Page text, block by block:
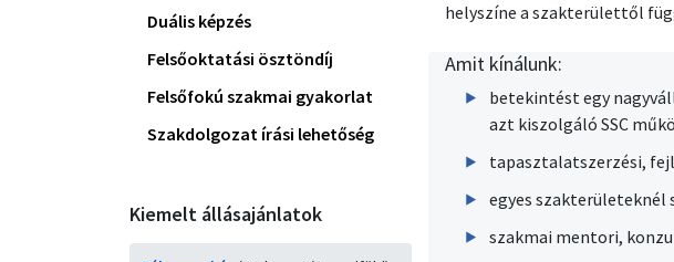
Duális képzés
Felsőoktatási ösztöndíj
Felsőfokú szakmai gyakorlat
Szakdolgozat írási lehetőség
Kiemelt állásajánlatok
helyszíne a szakterülettől
Amit kínálunk:
betekintést egy
azt kiszolgáló SSC
tapasztalatszerzési,
egyes
szakmai mentori,